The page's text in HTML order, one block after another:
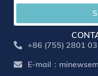
+86 (755) 2801
E-mail：